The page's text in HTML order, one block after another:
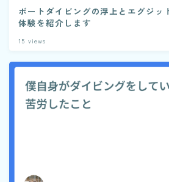
ボートダイビングの浮上とエグジッ
体験を紹介します
15 views